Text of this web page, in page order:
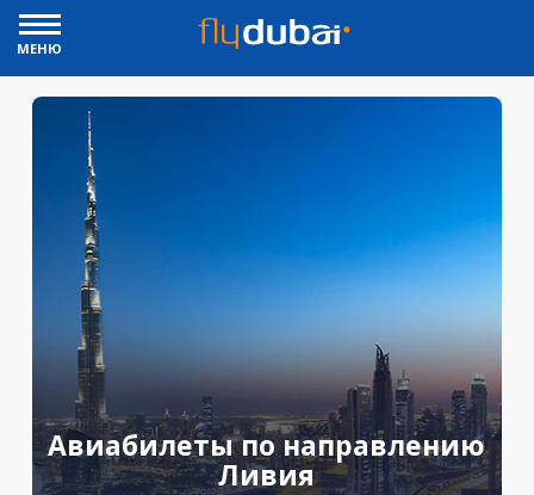
МЕНЮ
Авиабилеты по направлению
Ливия